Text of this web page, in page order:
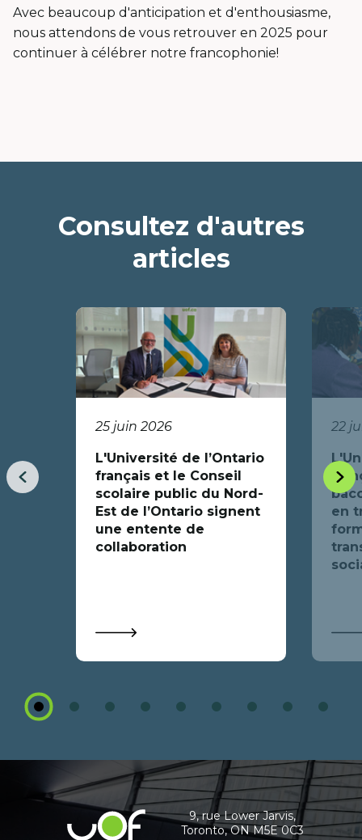
Avec beaucoup d'anticipation et d'enthousiasme,
nous attendons de vous retrouver en 2025 pour
continuer à célébrer notre francophonie!
Consultez d'autres
articles
25 juin 2026
L'Université de l’Ontario
français et le Conseil
scolaire public du Nord-
Est de l’Ontario signent
une entente de
collaboration
22
en
Item
précédent
1
Item
informations
Université9, rue Lower Jarvis,
Toronto, ON M5E 0C3